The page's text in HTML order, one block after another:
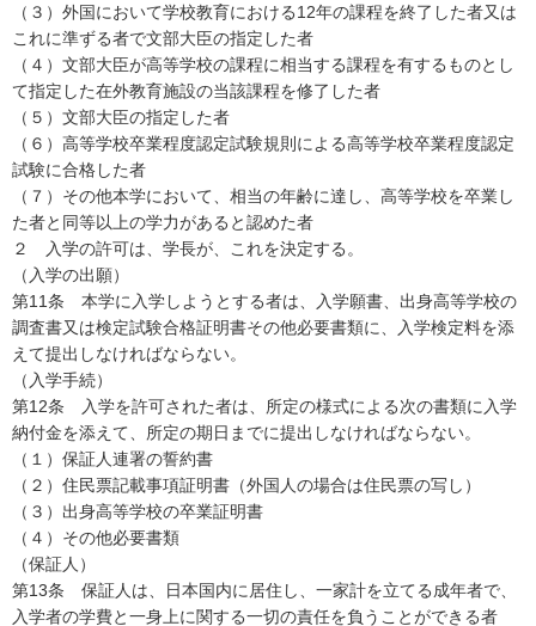
（３）外国において学校教育における12年の課程を終了した者又は
これに準ずる者で文部大臣の指定した者
（４）文部大臣が高等学校の課程に相当する課程を有するものとし
て指定した在外教育施設の当該課程を修了した者
（５）文部大臣の指定した者
（６）高等学校卒業程度認定試験規則による高等学校卒業程度認定
試験に合格した者
（７）その他本学において、相当の年齢に達し、高等学校を卒業し
た者と同等以上の学力があると認めた者
２ 入学の許可は、学長が、これを決定する。
（入学の出願）
第11条 本学に入学しようとする者は、入学願書、出身高等学校の
調査書又は検定試験合格証明書その他必要書類に、入学検定料を添
えて提出しなければならない。
（入学手続）
第12条 入学を許可された者は、所定の様式による次の書類に入学
納付金を添えて、所定の期日までに提出しなければならない。
（１）保証人連署の誓約書
（２）住民票記載事項証明書（外国人の場合は住民票の写し）
（３）出身高等学校の卒業証明書
（４）その他必要書類
（保証人）
第13条 保証人は、日本国内に居住し、一家計を立てる成年者で、
入学者の学費と一身上に関する一切の責任を負うことができる者